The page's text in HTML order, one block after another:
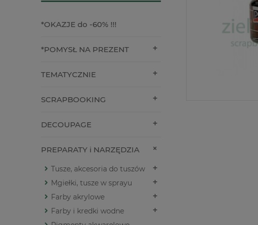
*OKAZJE do -60% !!!
*POMYSŁ NA PREZENT
TEMATYCZNIE
SCRAPBOOKING
DECOUPAGE
PREPARATY i NARZĘDZIA
Tusze, akcesoria do tuszów
Mgiełki, tusze w sprayu
Farby akrylowe
Farby i kredki wodne